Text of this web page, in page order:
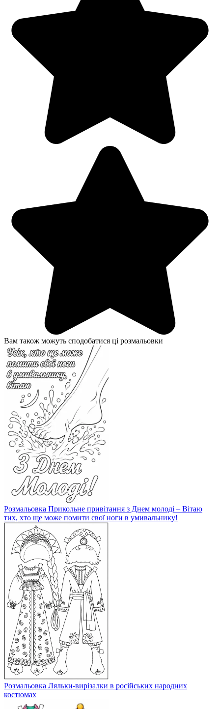
Вам також можуть сподобатися ці розмальовки
Розмальовка Прикольне привітання з Днем молоді – Вітаю
тих, хто ще може помити свої ноги в умивальнику!
Розмальовка Ляльки-вирізалки в російських народних
костюмах